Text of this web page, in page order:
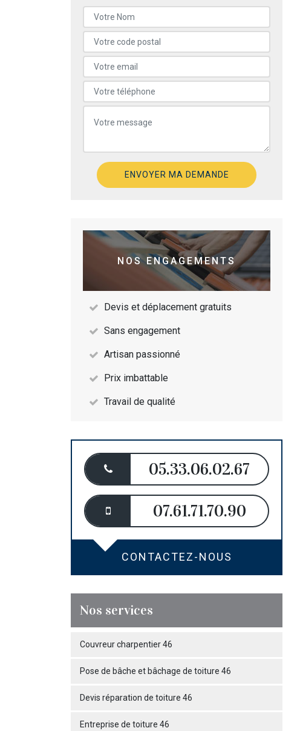
NOS ENGAGEMENTS
Devis et déplacement gratuits
Sans engagement
Artisan passionné
Prix imbattable
Travail de qualité
05.33.06.02.67
07.61.71.70.90
CONTACTEZ-NOUS
Nos services
Couvreur charpentier 46
Pose de bâche et bâchage de toiture 46
Devis réparation de toiture 46
Entreprise de toiture 46